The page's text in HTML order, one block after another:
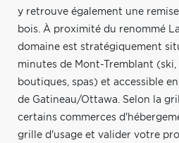
y retrouve également une
bois. À proximité du renommé
domaine est stratégiquement
minutes de Mont-Tremblant
boutiques, spas) et accessible
de Gatineau/Ottawa. Selon la
certains commerces
grille d'usage et valider votre